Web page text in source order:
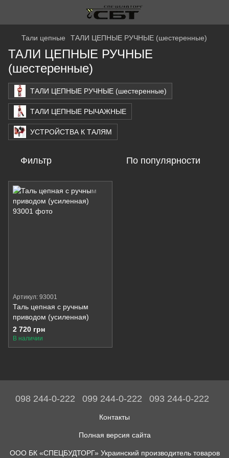
Тали цепные ТАЛИ ЦЕПНЫЕ РУЧНЫЕ (шестеренные)
ТАЛИ ЦЕПНЫЕ РУЧНЫЕ
(шестеренные)
ТАЛИ ЦЕПНЫЕ РУЧНЫЕ (шестеренные)
ТАЛИ ЦЕПНЫЕ РЫЧАЖНЫЕ
УСТРОЙСТВА К ТАЛЯМ
Фильтр По популярности
Артикул: 93001
Таль цепная с ручным
приводом (усиленная)
2 720 грн
В наличии
098 244-0-222 099 244-0-222 093 244-0-222
Контакты
Полная версия сайта
ООО БК «СПЕЦБУДТОРГ» Украинский производитель товаров